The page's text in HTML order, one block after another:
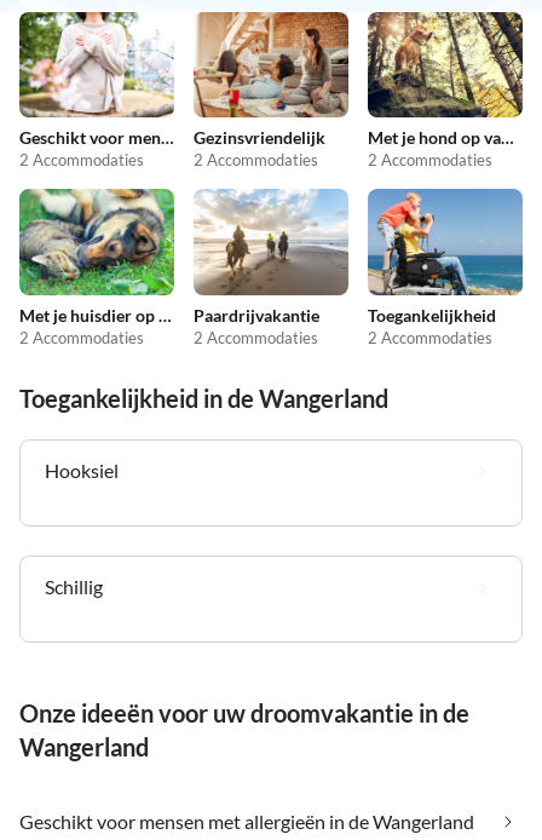
Geschikt voor mensen met allergieën
2 Accommodaties
Gezinsvriendelijk
2 Accommodaties
Met je hond op vakantie
2 Accommodaties
Met je huisdier op vakantie
2 Accommodaties
Paardrijvakantie
2 Accommodaties
Toegankelijkheid
2 Accommodaties
Toegankelijkheid in de Wangerland
Hooksiel
Schillig
Onze ideeën voor uw droomvakantie in de
Wangerland
Geschikt voor mensen met allergieën in de Wangerland